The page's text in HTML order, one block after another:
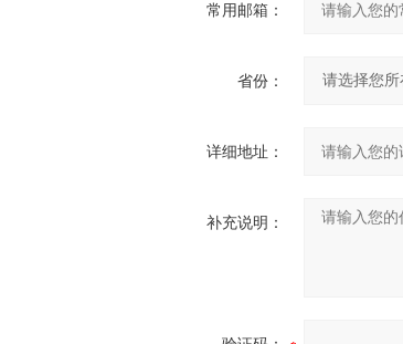
常用邮箱：
省份：
详细地址：
补充说明：